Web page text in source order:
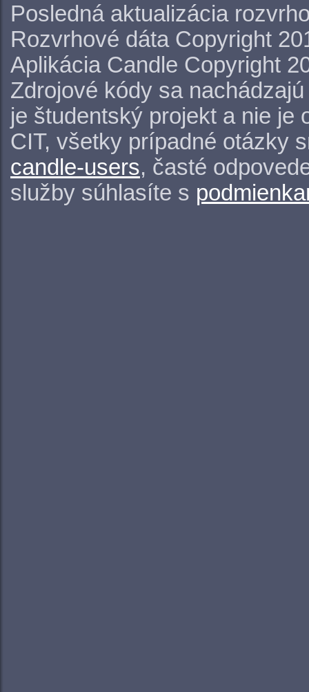
Posledná aktualizácia
Rozvrhové dáta Copyright
Aplikácia Candle Copyright
Zdrojové kódy sa
je študentský projekt a nie je
CIT, všetky prípadné otázky
candle-users, časté
služby súhlasíte s